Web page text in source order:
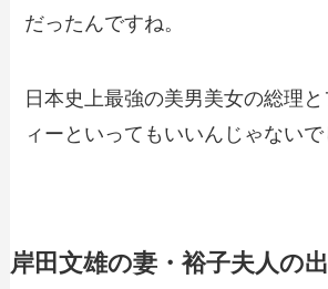
だったんですね。
日本史上最強の美男美女の総理
ィーといってもいいんじゃないで
岸田文雄の妻・裕子夫人の